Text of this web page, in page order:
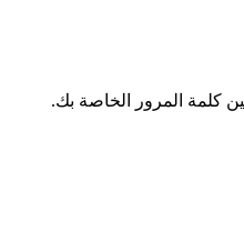
كلمة المرور الخاصة بك.